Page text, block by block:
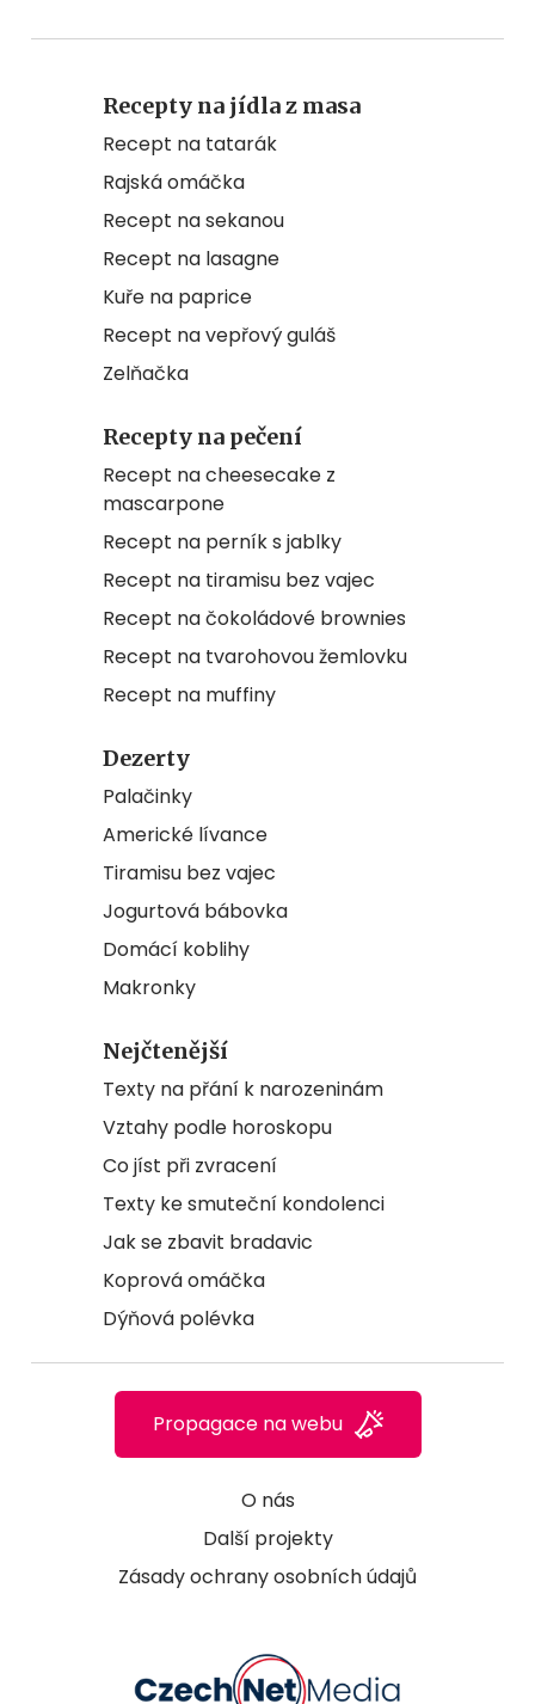
Recepty na jídla z masa
Recept na tatarák
Rajská omáčka
Recept na sekanou
Recept na lasagne
Kuře na paprice
Recept na vepřový guláš
Zelňačka
Recepty na pečení
Recept na cheesecake z
mascarpone
Recept na perník s jablky
Recept na tiramisu bez vajec
Recept na čokoládové brownies
Recept na tvarohovou žemlovku
Recept na muffiny
Dezerty
Palačinky
Americké lívance
Tiramisu bez vajec
Jogurtová bábovka
Domácí koblihy
Makronky
Nejčtenější
Texty na přání k narozeninám
Vztahy podle horoskopu
Co jíst při zvracení
Texty ke smuteční kondolenci
Jak se zbavit bradavic
Koprová omáčka
Dýňová polévka
O nás
Další projekty
Zásady ochrany osobních údajů
Propagace na webu